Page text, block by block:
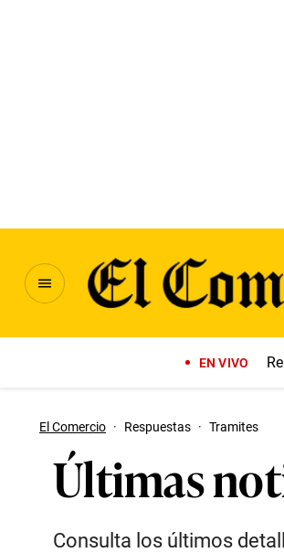
EN VIVO
El Comercio · Respuestas · Tramites
Últimas
Consulta los últimos